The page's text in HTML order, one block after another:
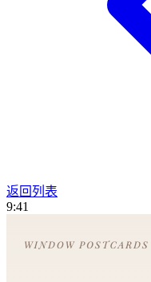
返回列表
9:41